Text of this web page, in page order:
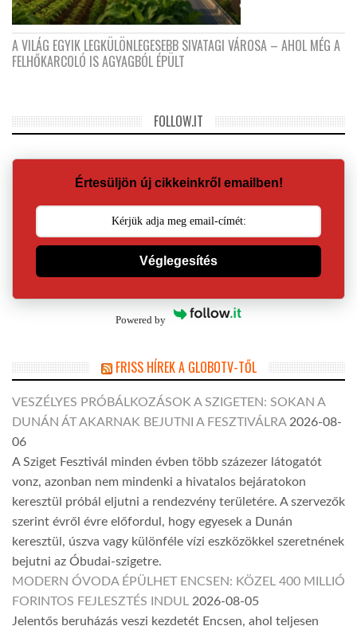
A VILÁG EGYIK LEGKÜLÖNLEGESEBB SIVATAGI VÁROSA – AHOL MÉG A
FELHŐKARCOLÓ IS AGYAGBÓL ÉPÜLT
FOLLOW.IT
Értesüljön új cikkeinkről emailben!
Véglegesítés
Powered by
FRISS HÍREK A GLOBOTV-TŐL
VESZÉLYES PRÓBÁLKOZÁSOK A SZIGETEN: SOKAN A
DUNÁN ÁT AKARNAK BEJUTNI A FESZTIVÁLRA 2026-08-
06
A Sziget Fesztivál minden évben több százezer látogatót
vonz, azonban nem mindenki a hivatalos bejáratokon
keresztül próbál eljutni a rendezvény területére. A szervezők
szerint évről évre előfordul, hogy egyesek a Dunán
keresztül, úszva vagy különféle vízi eszközökkel szeretnének
bejutni az Óbudai-szigetre.
MODERN ÓVODA ÉPÜLHET ENCSEN: KÖZEL 400 MILLIÓ
FORINTOS FEJLESZTÉS INDUL 2026-08-05
Jelentős beruházás veszi kezdetét Encsen, ahol teljesen